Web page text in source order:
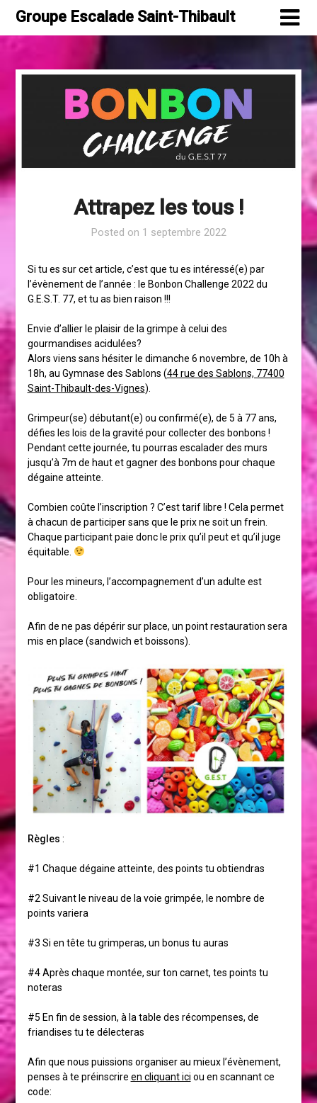
Skip
content
Groupe Escalade Saint-Thibault
Attrapez les tous !
Posted on 1 septembre 2022
Si tu es sur cet article, c’est que tu es intéressé(e) par
l’évènement de l’année : le Bonbon Challenge 2022 du
G.E.S.T. 77, et tu as bien raison !!!
Envie d’allier le plaisir de la grimpe à celui des
gourmandises acidulées?
Alors viens sans hésiter le dimanche 6 novembre, de 10h à
18h, au Gymnase des Sablons (44 rue des Sablons, 77400
Saint-Thibault-des-Vignes).
Grimpeur(se) débutant(e) ou confirmé(e), de 5 à 77 ans,
défies les lois de la gravité pour collecter des bonbons !
Pendant cette journée, tu pourras escalader des murs
jusqu’à 7m de haut et gagner des bonbons pour chaque
dégaine atteinte.
Combien coûte l’inscription ? C’est tarif libre ! Cela permet
à chacun de participer sans que le prix ne soit un frein.
Chaque participant paie donc le prix qu’il peut et qu’il juge
équitable.
Pour les mineurs, l’accompagnement d’un adulte est
obligatoire.
Afin de ne pas dépérir sur place, un point restauration sera
mis en place (sandwich et boissons).
Règles :
#1 Chaque dégaine atteinte, des points tu obtiendras
#2 Suivant le niveau de la voie grimpée, le nombre de
points variera
#3 Si en tête tu grimperas, un bonus tu auras
#4 Après chaque montée, sur ton carnet, tes points tu
noteras
#5 En fin de session, à la table des récompenses, de
friandises tu te délecteras
Afin que nous puissions organiser au mieux l’évènement,
penses à te préinscrire en cliquant ici ou en scannant ce
code: